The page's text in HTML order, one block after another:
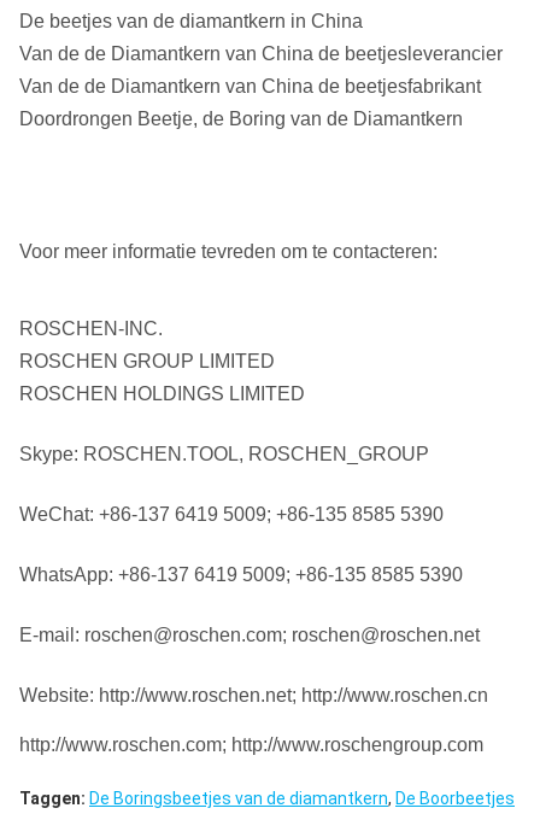
De beetjes van de diamantkern in China
Van de de Diamantkern van China de beetjesleverancier
Van de de Diamantkern van China de beetjesfabrikant
Doordrongen Beetje, de Boring van de Diamantkern
Voor meer informatie tevreden om te contacteren:
ROSCHEN-INC.
ROSCHEN GROUP LIMITED
ROSCHEN HOLDINGS LIMITED
Skype: ROSCHEN.TOOL, ROSCHEN_GROUP
WeChat: +86-137 6419 5009; +86-135 8585 5390
WhatsApp: +86-137 6419 5009; +86-135 8585 5390
E-mail: roschen@roschen.com; roschen@roschen.net
Website: http://www.roschen.net; http://www.roschen.cn
http://www.roschen.com; http://www.roschengroup.com
Taggen: De Boringsbeetjes van de diamantkern, De Boorbeetjes